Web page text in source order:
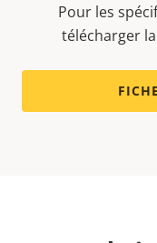
Pour les
télécharger